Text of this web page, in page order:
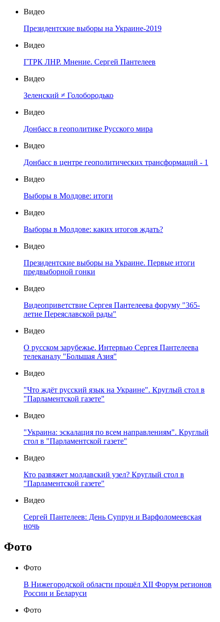
Видео
Президентские выборы на Украине-2019
Видео
ГТРК ЛНР. Мнение. Сергей Пантелеев
Видео
Зеленский ≠ Голобородько
Видео
Донбасс в геополитике Русского мира
Видео
Донбасс в центре геополитических трансформаций - 1
Видео
Выборы в Молдове: итоги
Видео
Выборы в Молдове: каких итогов ждать?
Видео
Президентские выборы на Украине. Первые итоги
предвыборной гонки
Видео
Видеоприветствие Сергея Пантелеева форуму "365-
летие Переяславской рады"
Видео
О русском зарубежье. Интервью Сергея Пантелеева
телеканалу "Большая Азия"
Видео
"Что ждёт русский язык на Украине". Круглый стол в
"Парламентской газете"
Видео
"Украина: эскалация по всем направлениям". Круглый
стол в "Парламентской газете"
Видео
Кто развяжет молдавский узел? Круглый стол в
"Парламентской газете"
Видео
Сергей Пантелеев: День Супрун и Варфоломеевская
ночь
Фото
Фото
В Нижегородской области прошёл XII Форум регионов
России и Беларуси
Фото